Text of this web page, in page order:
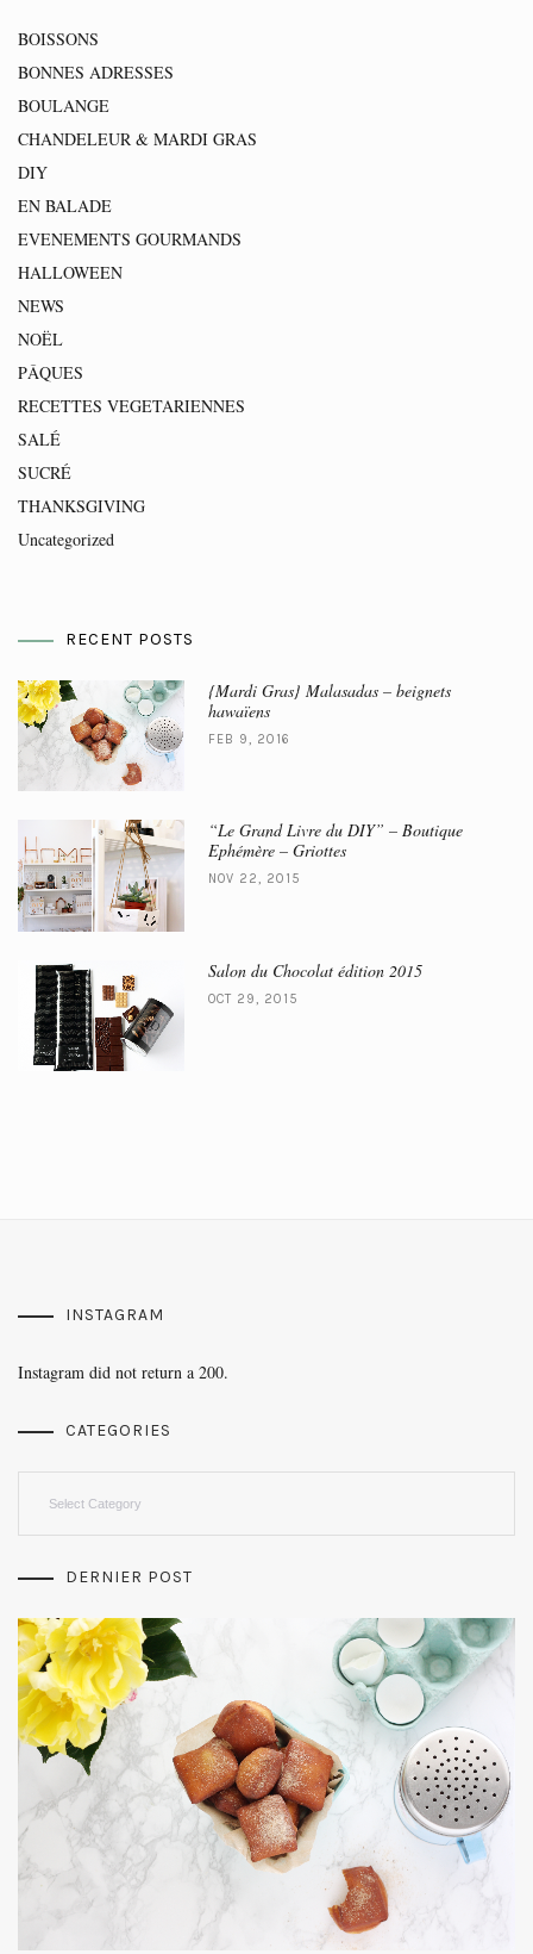
BOISSONS
BONNES ADRESSES
BOULANGE
CHANDELEUR & MARDI GRAS
DIY
EN BALADE
EVENEMENTS GOURMANDS
HALLOWEEN
NEWS
NOËL
PÂQUES
RECETTES VEGETARIENNES
SALÉ
SUCRÉ
THANKSGIVING
Uncategorized
RECENT POSTS
{Mardi Gras} Malasadas – beignets
hawaïens
FEB 9, 2016
“Le Grand Livre du DIY” – Boutique
Ephémère – Griottes
NOV 22, 2015
Salon du Chocolat édition 2015
OCT 29, 2015
INSTAGRAM
Instagram did not return a 200.
CATEGORIES
DERNIER POST